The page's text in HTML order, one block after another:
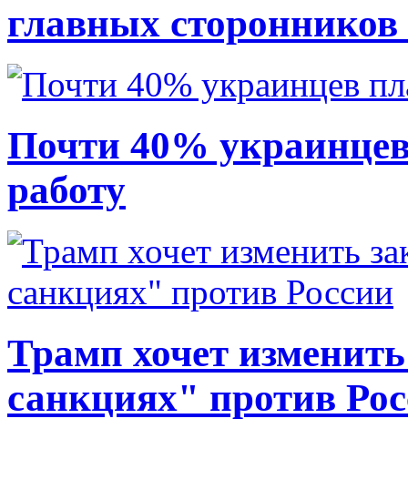
главных
Почти 40%
работу
Трамп хочет
санкциях" против